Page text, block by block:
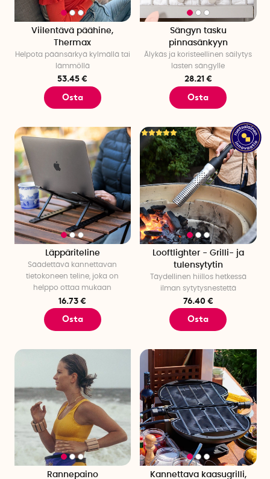
Viilentävä päähine,
Thermax
Helpota päänsärkyä kylmällä tai
lämmöllä
53.45 €
Osta
Sängyn tasku
pinnasänkyyn
Älykäs ja koristeellinen säilytys
lasten sängylle
28.21 €
Osta
Läppäriteline
Säädettävä kannettavan
tietokoneen teline, joka on
helppo ottaa mukaan
16.73 €
Osta
Looftlighter - Grilli- ja
tulensytytin
Täydellinen hiillos hetkessä
ilman sytytysnestettä
76.40 €
Osta
Rannepaino
Kannettava kaasugrilli,